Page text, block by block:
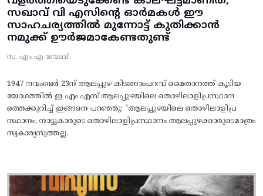
സഖാവ് വി എസിന്റെ ഓർമകൾ ഈ
സാഹചര്യത്തിൽ മുന്നോട്ട്‌ കുതിക്കാൻ
നമുക്ക് ഊർജമാകേണ്ടതുണ്ട്
സ. എം എ ബേബി
1947 നവംബർ 23ന് ആലപ്പുഴ കിടങ്ങാംപറമ്പ്‌ മൈതാനത്ത്‌ കൂടിയ
യോഗത്തിൽ ഇ എം എസ് ആലപ്പുഴയിലെ തൊഴിലാളിപ്രസ്ഥാന
ത്തെക്കുറിച്ച് ഇങ്ങനെ പറഞ്ഞു: “ആലപ്പുഴയിലെ തൊഴിലാളിപ്ര
സ്ഥാനം, നാട്ടുകാരുടെ തൊഴിലാളിപ്രസ്ഥാനം ആലപ്പുഴക്കാരുടെമാത്രം
സ്വകാര്യസ്വത്തല്ല.